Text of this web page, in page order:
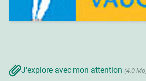
J'explore avec mon attention (4.0